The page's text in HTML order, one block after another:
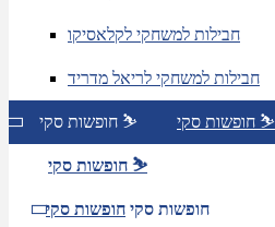
חבילות למשחקי לקלאסיקו
חבילות למשחקי לריאל מדריד
חופשות סקי ⛷️ חופשות סקי ⛷️
חופשות סקי ⛷️
חופשות סקי חופשות סקי